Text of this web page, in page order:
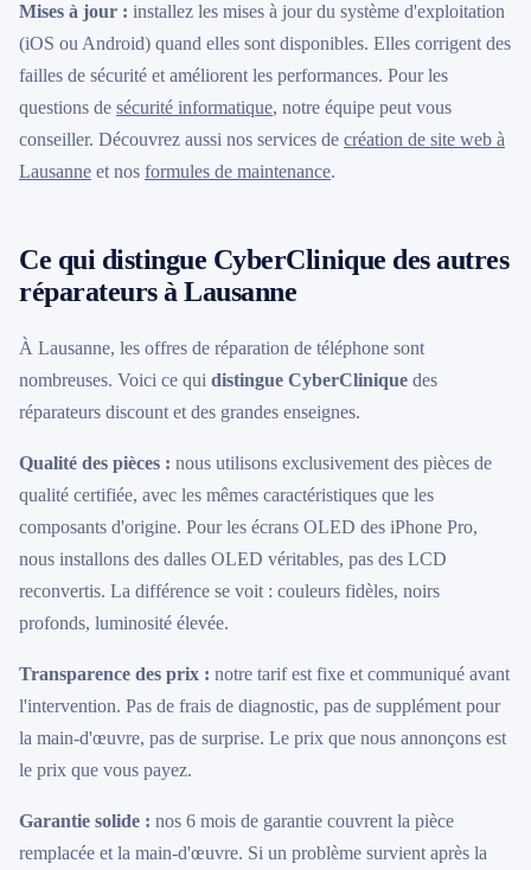
Mises à jour : installez les mises à jour du système d'exploitation
(iOS ou Android) quand elles sont disponibles. Elles corrigent des
failles de sécurité et améliorent les performances. Pour les
questions de sécurité informatique, notre équipe peut vous
conseiller. Découvrez aussi nos services de création de site web à
Lausanne et nos formules de maintenance.
Ce qui distingue CyberClinique des autres
réparateurs à Lausanne
À Lausanne, les offres de réparation de téléphone sont
nombreuses. Voici ce qui distingue CyberClinique des
réparateurs discount et des grandes enseignes.
Qualité des pièces : nous utilisons exclusivement des pièces de
qualité certifiée, avec les mêmes caractéristiques que les
composants d'origine. Pour les écrans OLED des iPhone Pro,
nous installons des dalles OLED véritables, pas des LCD
reconvertis. La différence se voit : couleurs fidèles, noirs
profonds, luminosité élevée.
Transparence des prix : notre tarif est fixe et communiqué avant
l'intervention. Pas de frais de diagnostic, pas de supplément pour
la main-d'œuvre, pas de surprise. Le prix que nous annonçons est
le prix que vous payez.
Garantie solide : nos 6 mois de garantie couvrent la pièce
remplacée et la main-d'œuvre. Si un problème survient après la